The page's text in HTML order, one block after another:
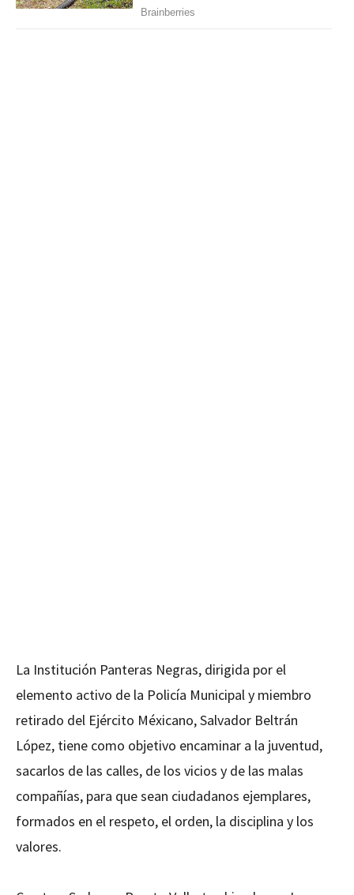
La Institución Panteras Negras, dirigida por el
elemento activo de la Policía Municipal y miembro
retirado del Ejército Méxicano, Salvador Beltrán
López, tiene como objetivo encaminar a la juventud,
sacarlos de las calles, de los vicios y de las malas
compañías, para que sean ciudadanos ejemplares,
formados en el respeto, el orden, la disciplina y los
valores.